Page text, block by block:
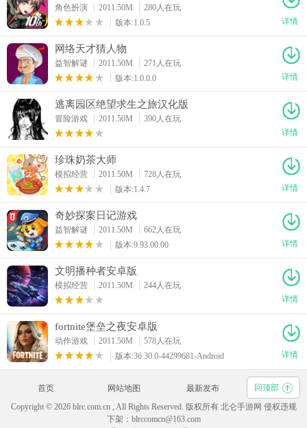
角色扮演 2011.50M
280人在玩
版本:1.0.5
详情
网络天才猜人物
益智解谜 2011.50M
271人在玩
版本:1.0.0.0
详情
逃离园区绝望求生之旅汉化版
冒险游戏 2011.50M
390人在玩
详情
珍珠奶茶大师
模拟经营 2011.50M
728人在玩
版本:1.4.7
详情
奇妙探案日记游戏
益智解谜 2011.50M
662人在玩
版本:9.93.00.00
详情
文明播种者安卓版
模拟经营 2011.50M
244人在玩
详情
fortnite堡垒之夜安卓版
动作游戏 2011.50M
578人在玩
版本:36.30.0-44299681-Android
详情
首页 网站地图 最新发布
回顶部
Copyright © 2026 blrc.com.cn , All Rights Reserved. 版权所有 北仑手游网 侵权违规
下架：blrccomcn@163.com